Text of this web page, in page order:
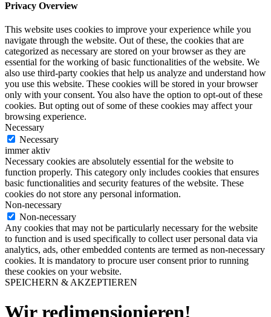
Privacy Overview
This website uses cookies to improve your experience while you
navigate through the website. Out of these, the cookies that are
categorized as necessary are stored on your browser as they are
essential for the working of basic functionalities of the website. We
also use third-party cookies that help us analyze and understand how
you use this website. These cookies will be stored in your browser
only with your consent. You also have the option to opt-out of these
cookies. But opting out of some of these cookies may affect your
browsing experience.
Necessary
Necessary
immer aktiv
Necessary cookies are absolutely essential for the website to
function properly. This category only includes cookies that ensures
basic functionalities and security features of the website. These
cookies do not store any personal information.
Non-necessary
Non-necessary
Any cookies that may not be particularly necessary for the website
to function and is used specifically to collect user personal data via
analytics, ads, other embedded contents are termed as non-necessary
cookies. It is mandatory to procure user consent prior to running
these cookies on your website.
SPEICHERN & AKZEPTIEREN
Wir redimensionieren!